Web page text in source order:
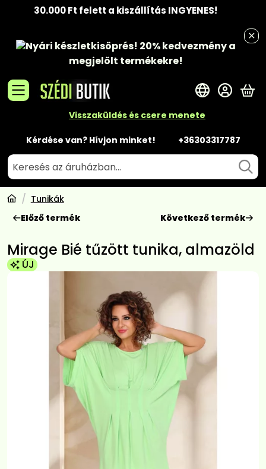
30.000 Ft felett a kiszállítás INGYENES!
Nyári készletkisöprés! 20% kedvezménya
megjelölt termékekre!
Visszaküldés és csere menete
Kérdése van? Hívjon minket! +36303317787
A
Tunikák
Előző termék
Következő termék
Mirage Bié tűzött tunika, almazöld
ÚJ